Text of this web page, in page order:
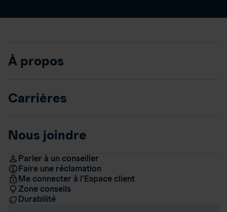
À propos
Carrières
Nous joindre
Parler à un conseiller
Faire une réclamation
Me connecter à l’Espace client
Zone conseils
Durabilité